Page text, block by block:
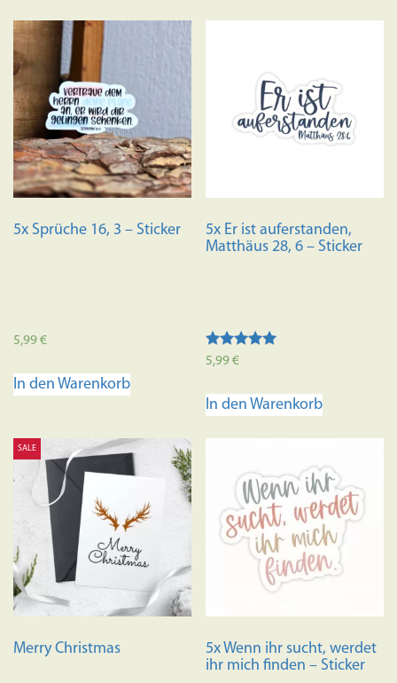
5x Sprüche 16, 3 – Sticker
5,99€
In den Warenkorb
5x Er ist auferstanden,
Matthäus 28, 6 – Sticker
Bewertet mit
5,99€
In den Warenkorb
SALE
Merry Christmas
5x Wenn ihr sucht, werdet
ihr mich finden – Sticker